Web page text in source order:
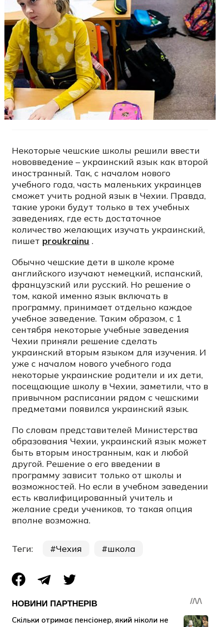
Некоторые чешские школы решили ввести
нововведение – украинский язык как второй
иностранный. Так, с началом нового
учебного года, часть маленьких украинцев
сможет учить родной язык в Чехии. Правда,
такие уроки будут только в тех учебных
заведениях, где есть достаточное
количество желающих изучать украинский,
пишет proukrainu .
Обычно чешские дети в школе кроме
английского изучают немецкий, испанский,
французский или русский. Но решение о
том, какой именно язык включать в
программу, принимает отдельно каждое
учебное заведение. Таким образом, с 1
сентября некоторые учебные заведения
Чехии приняли решение сделать
украинский вторым языком для изучения. И
уже с началом нового учебного года
некоторые украинские родители и их дети,
посещающие школу в Чехии, заметили, что в
привычном расписании рядом с чешскими
предметами появился украинский язык.
По словам представителей Министерства
образования Чехии, украинский язык может
быть вторым иностранным, как и любой
другой. Решение о его введении в
программу зависит только от школы и
возможностей. Но если в учебном заведении
есть квалифицированный учитель и
желание среди учеников, то такая опция
вполне возможна.
Теги: Чехия школа